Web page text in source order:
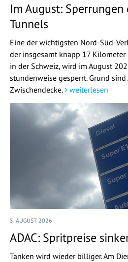
Im August:
Tunnels
Eine der wichtigsten Nord-Süd-
der insgesamt knapp 17
in der Schweiz, wird im August
stundenweise gesperrt. Grund
Zwischendecke.
weiterlesen
5. AUGUST 2026
ADAC: Spritpreise
Tanken wird wieder billiger. Am